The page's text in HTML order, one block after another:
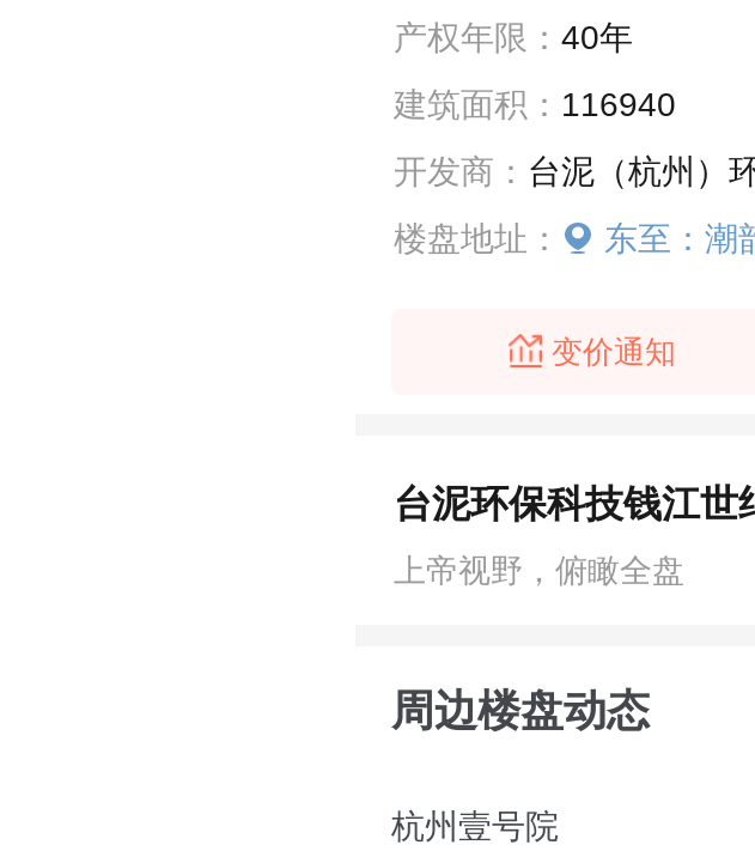
产权年限： 40年
建筑面积： 116940
开发商： 台泥（杭州）
楼盘地址：
东至：潮韵路绿化带
变价通知
台泥环保科技钱江
上帝视野，俯瞰全盘
周边楼盘动态
杭州壹号院